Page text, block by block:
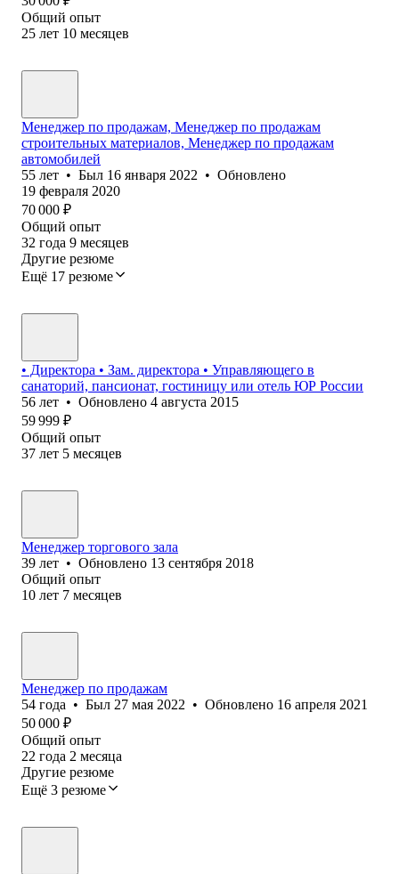
Общий опыт
25 лет 10 месяцев
Менеджер по продажам, Менеджер по продажам
строительных материалов, Менеджер по продажам
автомобилей
55 лет • Был 16 января 2022 • Обновлено
19 февраля 2020
70 000 ₽
Общий опыт
32 года 9 месяцев
Другие резюме
Ещё 17 резюме
• Директора • Зам. директора • Управляющего в
санаторий, пансионат, гостиницу или отель ЮР России
56 лет • Обновлено 4 августа 2015
59 999 ₽
Общий опыт
37 лет 5 месяцев
Менеджер торгового зала
39 лет • Обновлено 13 сентября 2018
Общий опыт
10 лет 7 месяцев
Менеджер по продажам
54 года • Был 27 мая 2022 • Обновлено 16 апреля 2021
50 000 ₽
Общий опыт
22 года 2 месяца
Другие резюме
Ещё 3 резюме